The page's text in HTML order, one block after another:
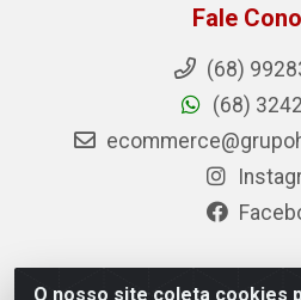
O nosso site coleta cookies
Fale
(68)
(68)